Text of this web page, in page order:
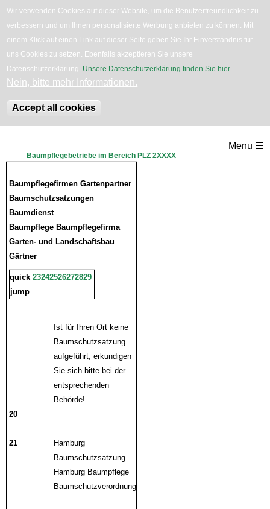
Wir verwenden Cookies auf dieser Website, um die Benutzerfreundlichkeit zu
verbessern und um Ihnen personalisierte Werbung anbieten zu können. Mit
einem Klick auf einen Link auf dieser Seite geben Sie Ihr Einverständnis für
uns Cookies zu setzen. Ebenfalls akzeptieren Sie unsere
Datenschutzerklärung. Unsere Datenschutzerklärung finden Sie hier.
Nein, bitte mehr Informationen.
Accept all cookies
zum
English Bäume Blumen Zurück
Menu ☰
Baumpflegebetriebe im Bereich PLZ 2XXXX
Baumpflegefirmen Gartenpartner
Baumschutzsatzungen
Baumdienst
Baumpflege Baumpflegefirma
Garten- und Landschaftsbau
Gärtner
quick
jump
23242526272829
Ist für Ihren Ort keine
Baumschutzsatzung
aufgeführt, erkundigen
Sie sich bitte bei der
entsprechenden
Behörde!
20
21
Hamburg
Baumschutzsatzung
Hamburg Baumpflege
Baumschutzverordnung